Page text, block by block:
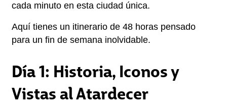
cada minuto en esta ciudad única.
Aquí tienes un itinerario de 48 horas pensado
para un fin de semana inolvidable.
Día 1: Historia, Iconos y
Vistas al Atardecer